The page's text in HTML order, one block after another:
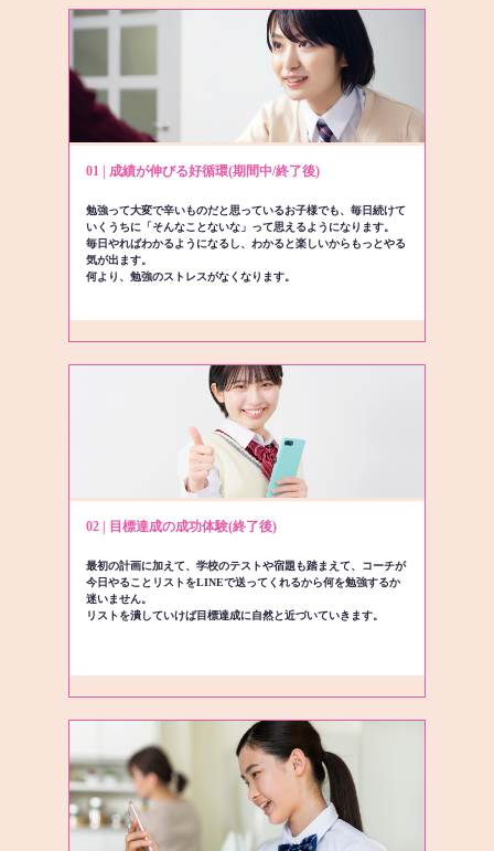
01 | 成績が伸びる好循環(期間中/終了後)
勉強って大変で辛いものだと思っているお子様でも、毎日続けて
いくうちに「そんなことないな」って思えるようになります。
毎日やればわかるようになるし、わかると楽しいからもっとやる
気が出ます。
何より、勉強のストレスがなくなります。
02 | 目標達成の成功体験(終了後)
最初の計画に加えて、学校のテストや宿題も踏まえて、コーチが
今日やることリストをLINEで送ってくれるから何を勉強するか
迷いません。
リストを潰していけば目標達成に自然と近づいていきます。